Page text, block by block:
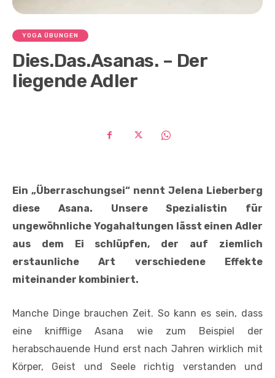
YOGA ÜBUNGEN
Dies.Das.Asanas. – Der
liegende Adler
Ein „Überraschungsei“ nennt Jelena Lieberberg
diese Asana. Unsere Spezialistin für
ungewöhnliche Yogahaltungen lässt einen Adler
aus dem Ei schlüpfen, der auf ziemlich
erstaunliche Art verschiedene Effekte
miteinander kombiniert.
Manche Dinge brauchen Zeit. So kann es sein, dass
eine knifflige Asana wie zum Beispiel der
herabschauende Hund erst nach Jahren wirklich mit
Körper, Geist und Seele richtig verstanden und